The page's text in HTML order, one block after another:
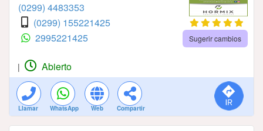
(0299) 4483353
(0299) 155221425
2995221425
Sugerir cambios
| Abierto
Llamar WhatsApp Web Compartir